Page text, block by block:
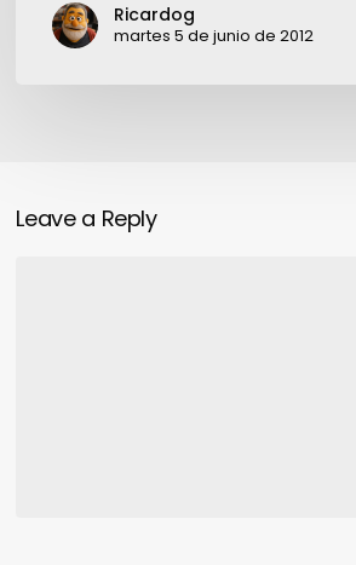
Ricardog
martes 5 de junio de 2012
Leave a Reply